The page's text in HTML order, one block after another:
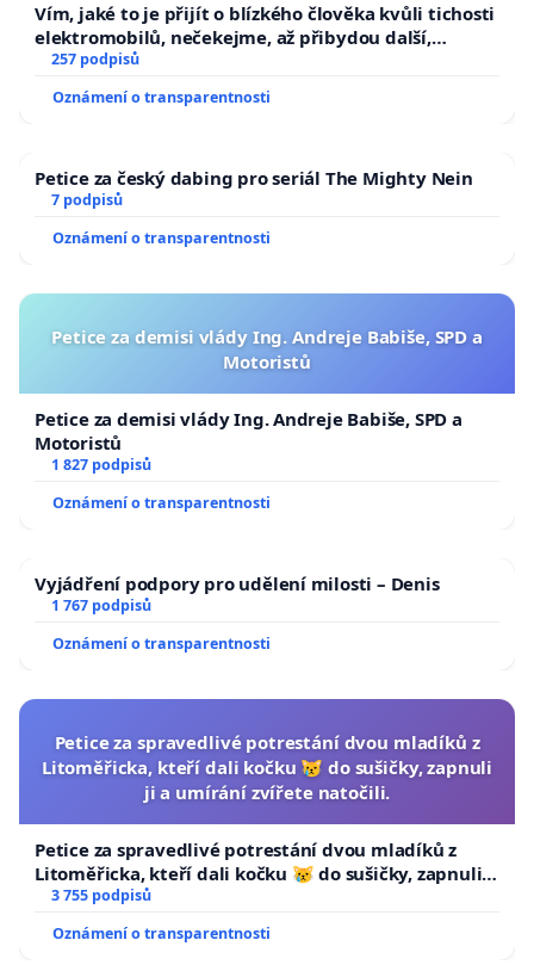
Vím, jaké to je přijít o blízkého člověka kvůli tichosti
elektromobilů, nečekejme, až přibydou další,
zaveďme slyšitelná auta!
257 podpisů
Oznámení o transparentnosti
Petice za český dabing pro seriál The Mighty Nein
7 podpisů
Oznámení o transparentnosti
Petice za demisi vlády Ing. Andreje Babiše, SPD a
Motoristů
Petice za demisi vlády Ing. Andreje Babiše, SPD a
Motoristů
1 827 podpisů
Oznámení o transparentnosti
Vyjádření podpory pro udělení milosti – Denis
1 767 podpisů
Oznámení o transparentnosti
Petice za spravedlivé potrestání dvou mladíků z
Litoměřicka, kteří dali kočku 😿 do sušičky, zapnuli
ji a umírání zvířete natočili.
Petice za spravedlivé potrestání dvou mladíků z
Litoměřicka, kteří dali kočku 😿 do sušičky, zapnuli ji
a umírání zvířete natočili.
3 755 podpisů
Oznámení o transparentnosti